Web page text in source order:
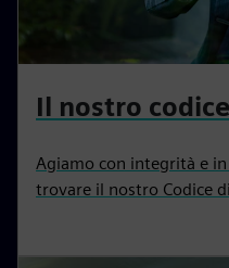
Il nostro
Agiamo con integrità e
trovare il nostro Codice